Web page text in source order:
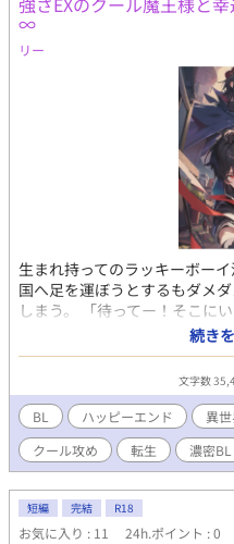
∞
リー
生まれ持ってのラッキーボー
国へ足を運ぼうとするもダメ
しまう。 「待ってー！そこに
界で爆誕させた魔王が強くな
まうから止めてほしい。とカ
助けをすることに。 「ありが
くさん加護をあげ…ｯｯﾃなに！
なら私の加護いらなくない！
強にして最恐のド
運で駆け抜ける筋肉バカ勇者
奏でるハートフルコメディ！
続き
文字数
BL ハッピーエンド 異
クール攻め
転生 濃密BL
短編 完結 R18
お気に入り : 11 24h.ポイント : 0